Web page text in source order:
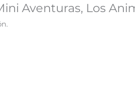
Aventuras, Los